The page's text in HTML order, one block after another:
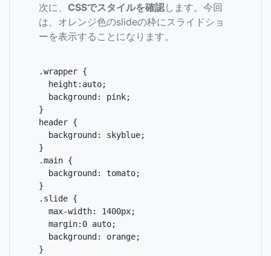
次に、 CSSでスタイルを確認します。今回
は、オレンジ色のslideの枠にスライドショ
ーを表示することになります。
.wrapper {
}
header {
}
.main {
}
.slide {
}